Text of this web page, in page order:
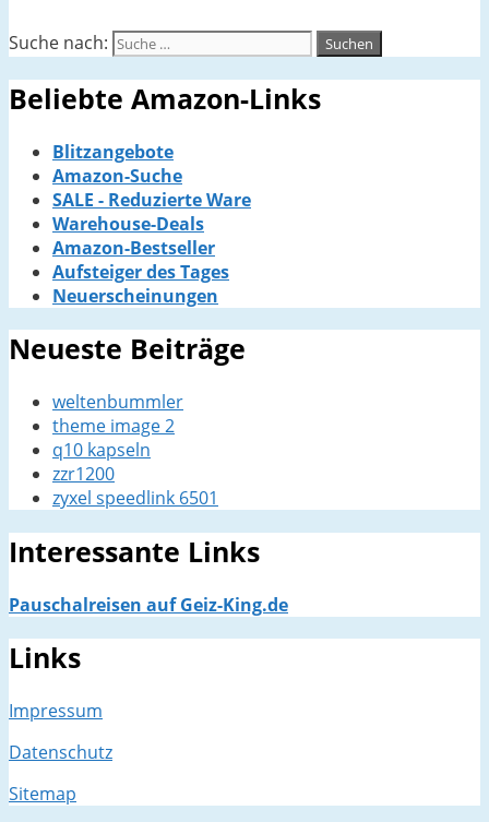
Suche nach:
Beliebte Amazon-Links
Blitzangebote
Amazon-Suche
SALE - Reduzierte Ware
Warehouse-Deals
Amazon-Bestseller
Aufsteiger des Tages
Neuerscheinungen
Neueste Beiträge
weltenbummler
theme image 2
q10 kapseln
zzr1200
zyxel speedlink 6501
Interessante Links
Pauschalreisen auf Geiz-King.de
Links
Impressum
Datenschutz
Sitemap